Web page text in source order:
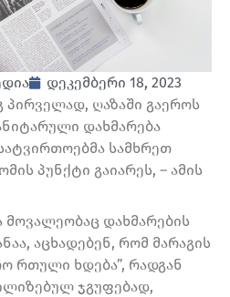
დეკემბერი 18, 2023
პირველად, ღაზაში გაეროს
დახმარება
სამხრეთ
პუნქტი გაიარეს, – ამის
დახმარების
აცხადებენ, რომ მარაგის
რთული ხდება”, რადგან
ჯგუფებად,